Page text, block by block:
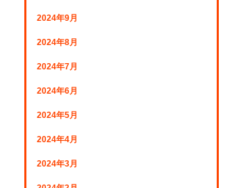
2024年9月
2024年8月
2024年7月
2024年6月
2024年5月
2024年4月
2024年3月